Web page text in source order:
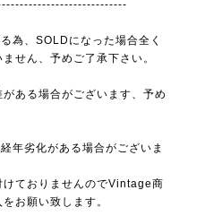
為、SOLDになった場合全く
せん、予めご了承下さい。
ある場合がございます、予め
年劣化がある場合がございま
けておりませんのでVintage商
お願い致します。